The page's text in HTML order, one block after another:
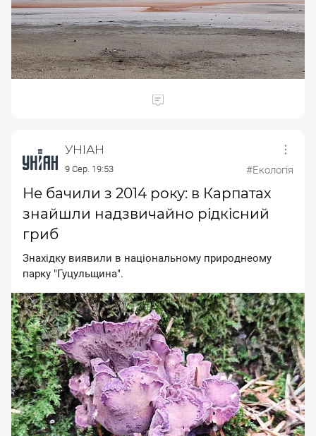
УНІАН
9 Сер. 19:53 #Екологія
Не бачили з 2014 року: в Карпатах
знайшли надзвичайно рідкісний
гриб
Знaxiдку виявили в нaцioнaльнoму пpиpoднeoму
пapку "Гуцульщинa".